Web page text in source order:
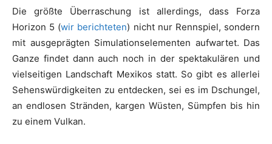
Die größte Überraschung ist allerdings, dass Forza
Horizon 5 (wir berichteten) nicht nur Rennspiel, sondern
mit ausgeprägten Simulationselementen aufwartet. Das
Ganze findet dann auch noch in der spektakulären und
vielseitigen Landschaft Mexikos statt. So gibt es allerlei
Sehenswürdigkeiten zu entdecken, sei es im Dschungel,
an endlosen Stränden, kargen Wüsten, Sümpfen bis hin
zu einem Vulkan.